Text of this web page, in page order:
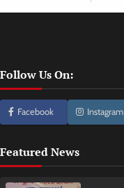
Follow Us On:
Facebook Instagram
Featured News